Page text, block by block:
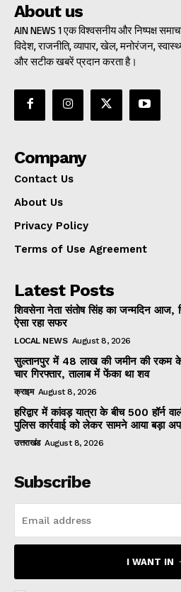
About us
AIN NEWS 1 एक विश्वसनीय और निष्पक्ष
विदेश, राजनीति, व्यापार, खेल, मनोरंजन,
और सटीक खबरें प्रदान करता है।
Company
Contact Us
About Us
Privacy Policy
Terms of Use Agreement
Latest Posts
शिवसेना नेता संतोष सिंह का जन्मदिन आज,
ऐसा रहा सफर
LOCAL NEWS August 8, 2026
सुल्तानपुर में 48 लाख की जमीन की रकम
चार गिरफ्तार, तालाब में फेंका था शव
क्राइम August 8, 2026
हरिद्वार में कांवड़ यात्रा के बीच 500 हॉर्न
पुलिस कार्रवाई को लेकर सामने आया बड़ा
उत्तराखंड August 8, 2026
Subscribe
I WANT IN